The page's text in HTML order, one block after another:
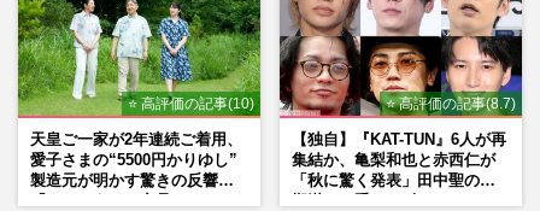
⭐ 高評価の記事(10)
天皇ご一家が2年連続ご着用、
愛子さまの“5500円かりゆし”
製造元が明かす驚きの反響
⭐ 高評価の記事(8.7)
【独自】『KAT-TUN』6人が再
集結か、亀梨和也と赤西仁が
「秋に驚く発表」田中聖の刑